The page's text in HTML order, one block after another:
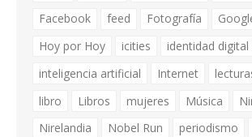
Facebook
feed Fotografía
Hoy por Hoy
icities
identidad digital
inteligencia artificial
Internet
libro
Libros mujeres Música
Nirelandia
Nobel Run periodismo